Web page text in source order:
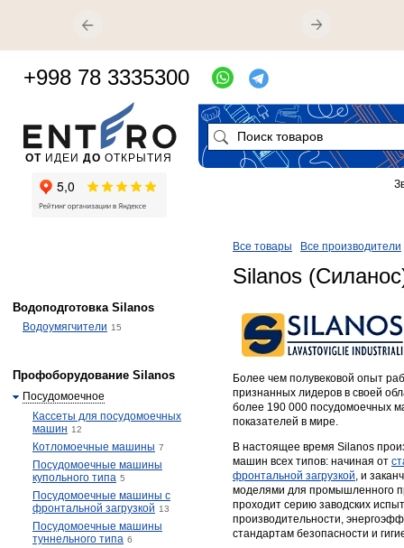
Все товары Все производители
Silanos
Более чем полувековой опыт
признанных лидеров в своей
более 190 000 посудомоечных
показателей в мире.
В настоящее время Silanos
машин всех типов: начиная от
фронтальной загрузкой, и
моделями для промышленного
проходит серию заводских
производительности,
стандартам безопасности и
Водоподготовка Silanos
Водоумягчители 15
Профоборудование Silanos
Посудомоечное
Кассеты для посудомоечных
машин 12
Котломоечные машины 7
Посудомоечные машины
купольного типа 5
Посудомоечные машины с
фронтальной загрузкой 13
Посудомоечные машины
туннельного типа 6
ОТ ИДЕИ ДО ОТКРЫТИЯ
+998 78 3335300